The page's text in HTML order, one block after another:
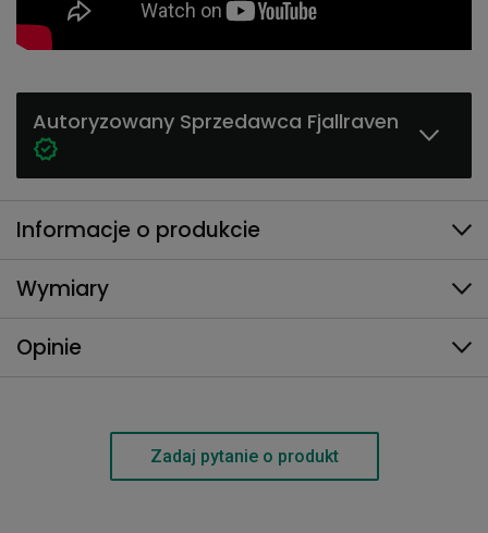
Autoryzowany Sprzedawca Fjallraven
Informacje o produkcie
Wymiary
Opinie
Zadaj pytanie o produkt